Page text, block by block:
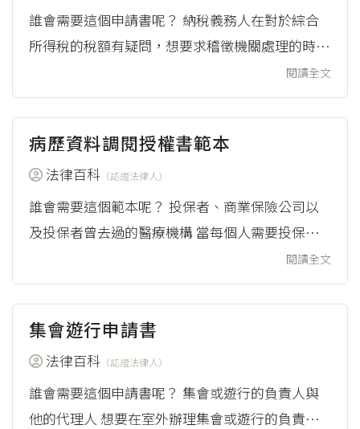
算申報所得額...
誰會需要這個申請書呢？ 納稅義務人在對於綜合
所得稅的稅額有疑問，想要求稽徵機關處理的時候
會需要。對於某個特定年度由稅捐稽徵機關所核定
的綜合所得稅稅額，認為應補稅款、應退稅款及罰
鍰的數額有誤的時候，可以使用這個申請書，向稽
徵機關要求更正。 申請書的來源 綜合所得稅更正
申請書（合併委任書），來自財政部稅務入口網
（2016），《綜合所得稅更正申請書(合併委任
書)》，下載Word檔(.docx...
閱讀全文
病歷資料調閱授權書範本
法律百科 （認證法律人）
誰會需要這個範本呢？ 投保者、商業保險公司以
及投保者曾去過的醫療機構 當每個人需要投保商
業保險，或是需要申請變更商業保險契約內容（例
如補告知、轉換契約或是增加保險金額）時，由於
保險公司會需要知道每個人的健康狀況，來判斷是
否同意承保或變更契約內容，因此有時候會需要投
保者的病歷。 然而，病歷是受到特別保護的個人
資料，因此保險公司必須先經過投保者的書面同
意，才可以調閱，因此，這個時候投保者、商業
閱讀全文
集會遊行申請書
法律百科 （認證法律人）
誰會需要這個申請書呢？ 集會或遊行的負責人與
他的代理人 想要在室外辦理集會或遊行的負責人